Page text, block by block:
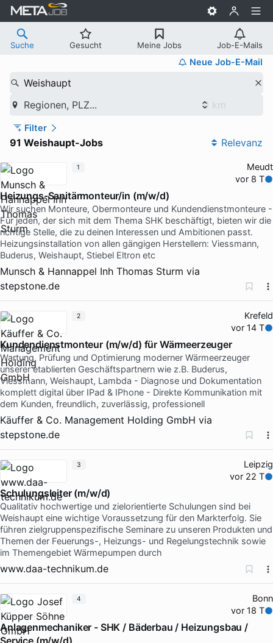
Suche Gesucht Meine Jobs Job-E-Mails
Neue Job-E-Mail
Weishaupt
Regionen, PLZ...
Filter
91 Weishaupt-Jobs Relevanz
Meudt
vor 8 T
Heizungs-Sanitärmonteur/in (m/w/d)
Wir suchen Monteure, Obermonteure und Kundendienstmonteure -
Für jeden, der sich mit dem Thema SHK beschäftigt, bieten wir die
richtige Stelle, die zu deinen Interessen und Ambitionen passt.
Heizungsinstallation von allen gängigen Herstellern: Viessmann,
Buderus, Weishaupt, Stiebel Eltron etc
Munsch & Hannappel Inh Thomas Sturm via
stepstone.de
1
Krefeld
vor 14 T
Kundendienstmonteur (m/w/d) für Wärmeerzeuger
Wartung, Prüfung und Optimierung moderner Wärmeerzeuger
unserer etablierten Geschäftspartnern wie z.B. Buderus,
Viessmann, Weishaupt, Lambda - Diagnose und Dokumentation
komplett digital über IPad & IPhone - Direkte Kommunikation mit
dem Kunden, freundlich, zuverlässig, professionell
Käuffer & Co. Management Holding GmbH via
stepstone.de
2
Leipzig
vor 22 T
Schulungsleiter (m/w/d)
Qualitativ hochwertige und zielorientierte Schulungen sind bei
Weishaupt eine wichtige Voraussetzung für den Markterfolg. Sie
führen zielgruppenspezifische Seminare zu unseren Produkten und
Themen der Feuerungs-, Heizungs- und Regelungstechnik sowie
im Themengebiet Wärmepumpen durch
www.daa-technikum.de
3
Bonn
vor 18 T
Anlagenmechaniker - SHK / Bäderbau / Heizungsbau /
Service (m/w/d)
4